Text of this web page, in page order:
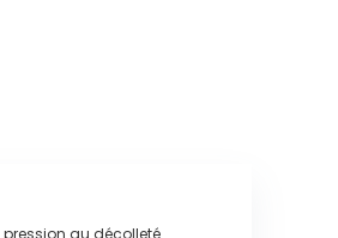
au décolleté